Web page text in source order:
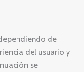
de
del usuario y
se